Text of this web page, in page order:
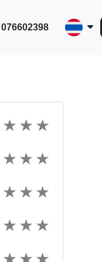
076602398
★
★
★
★
★
★
★
★
★
★
★
★